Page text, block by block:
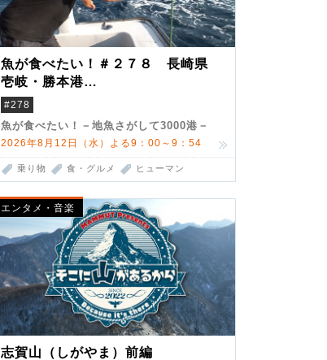
魚が食べたい！＃２７８ 長崎県
壱岐・勝本港
（クロマグロ）
#278
魚が食べたい！－地魚さがして3000港－
2026年8月12日（水）よる9：00～9：54
乗り物 食・グルメ ヒューマン
エンタメ・音楽
志賀山（しがやま）前編